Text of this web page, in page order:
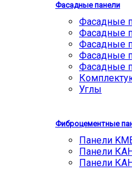
Фасадные панели
Фасадные
Фасадные
Фасадные
Фасадные
Фасадные
Углы
Фиброцементные
Панели
Панели
Панели